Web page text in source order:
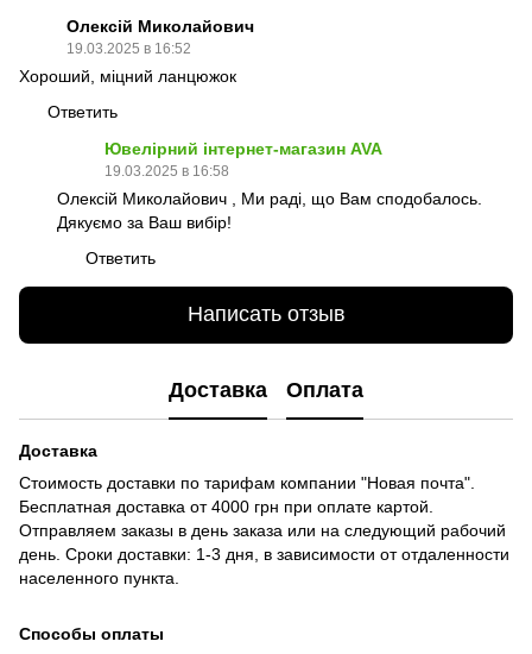
Олексій Миколайович
19.03.2025 в 16:52
Хороший, міцний ланцюжок
Ответить
Ювелірний інтернет-магазин AVA
19.03.2025 в 16:58
Олексій Миколайович , Ми раді, що Вам сподобалось.
Дякуємо за Ваш вибір!
Ответить
Написать отзыв
Доставка Оплата
Доставка
Стоимость доставки по тарифам компании "Новая почта".
Бесплатная доставка от 4000 грн при оплате картой.
Отправляем заказы в день заказа или на следующий рабочий
день. Сроки доставки: 1-3 дня, в зависимости от отдаленности
населенного пункта.
Способы оплаты